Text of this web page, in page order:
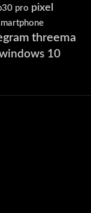
pro pixel
threema
10